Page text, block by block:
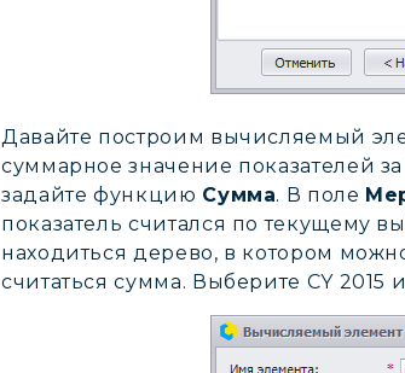
Давайте построим вычисляемый
суммарное значение показателей
задайте функцию Сумма. В поле
показатель считался по текущему
находиться дерево, в котором
считаться сумма. Выберите CY 2015